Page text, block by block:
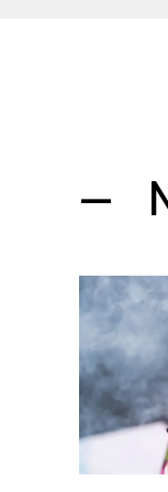
—